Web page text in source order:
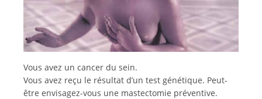
Vous avez un cancer du sein.
Vous avez reçu le résultat d’un test génétique. Peut-
être envisagez-vous une mastectomie préventive.